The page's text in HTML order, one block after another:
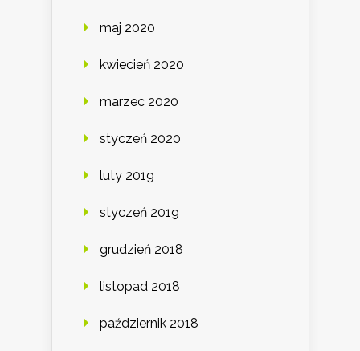
maj 2020
kwiecień 2020
marzec 2020
styczeń 2020
luty 2019
styczeń 2019
grudzień 2018
listopad 2018
październik 2018